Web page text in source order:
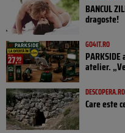
BANCUL
dragoste!
GO4IT.RO
atelier.
DESCOPERA.RO
Care este